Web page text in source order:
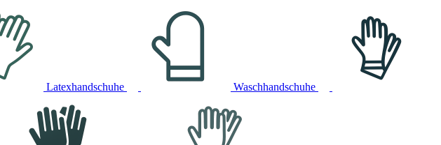
Latexhandschuhe Waschhandschuhe